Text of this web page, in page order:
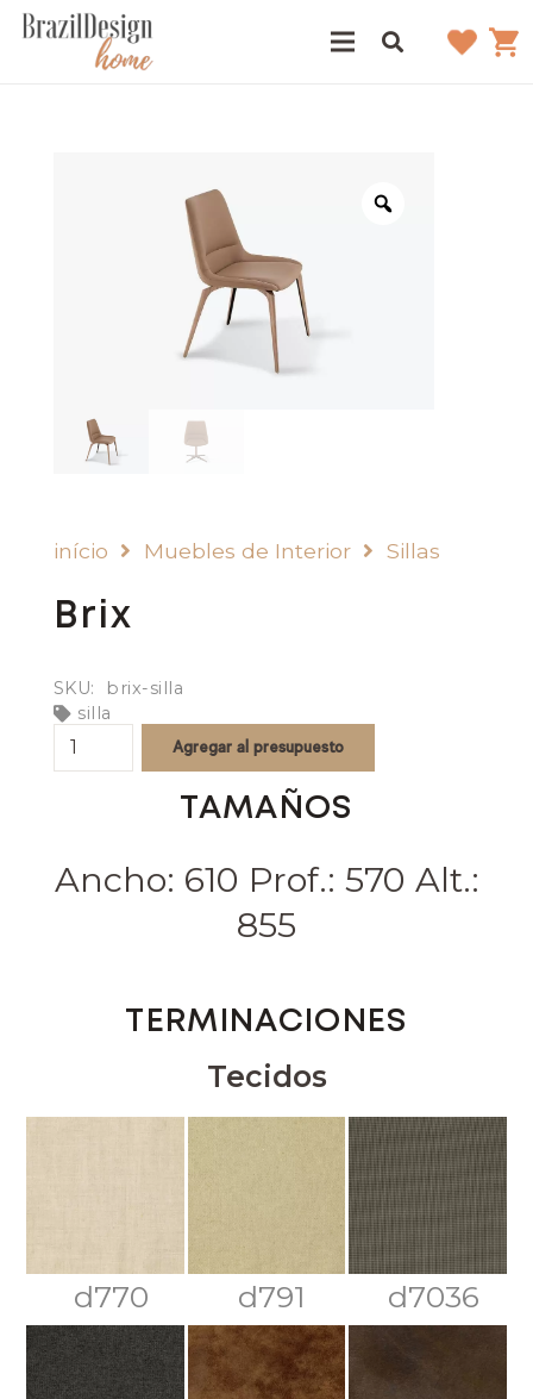
início Muebles de Interior Sillas
Brix
SKU:
brix-silla
silla
Brix
quantity
Agregar al presupuesto
TAMAÑOS
Ancho: 610 Prof.: 570 Alt.:
855
TERMINACIONES
Tecidos
d770 d791 d7036